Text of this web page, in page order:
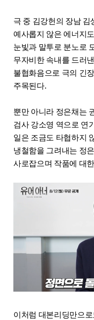
극 중 김강헌의 장남
예사롭지 않은 에너지
눈빛과 말투로 분노로
무자비한 속내를 드러
불협화음으로 극의 긴
주목된다.
뿐만 아니라 정은채는
검사 강소영 역으로 연
일은 조금도 타협하지
냉철함을 그려내는 정
사로잡으며 작품에 대
이처럼 대본리딩만으